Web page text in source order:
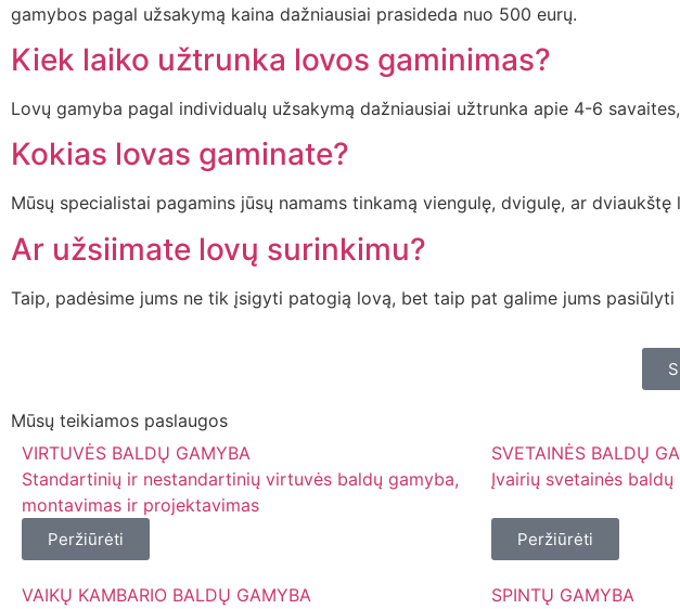
gamybos pagal užsakymą kaina dažniausiai prasideda nuo 500 eurų.
Kiek laiko užtrunka lovos gaminimas?
Lovų gamyba pagal individualų užsakymą dažniausiai užtrunka apie 4-6
Kokias lovas gaminate?
Mūsų specialistai pagamins jūsų namams tinkamą viengulę, dvigulę, ar
Ar užsiimate lovų surinkimu?
Taip, padėsime jums ne tik įsigyti patogią lovą, bet taip pat galime jums
Mūsų teikiamos paslaugos
VIRTUVĖS BALDŲ GAMYBA
Standartinių ir nestandartinių virtuvės baldų gamyba,
montavimas ir projektavimas
Peržiūrėti
SVETAINĖS BALDŲ
Įvairių svetainės
Peržiūrėti
VAIKŲ KAMBARIO BALDŲ GAMYBA
SPINTŲ GAMYBA